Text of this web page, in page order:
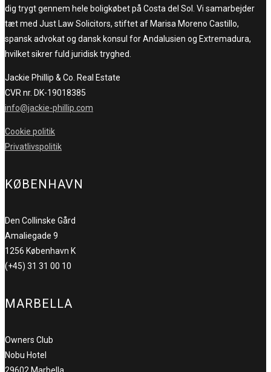
dig trygt gennem hele boligkøbet på Costa del Sol. Vi samarbejder
tæt med Just Law Solicitors, stiftet af Marisa Moreno Castillo,
spansk advokat og dansk konsul for Andalusien og Extremadura,
hvilket sikrer fuld juridisk tryghed.
Jackie Phillip & Co. Real Estate
CVR nr. DK-19018385
info@jackie-phillip.com
Cookie politik
Privatlivspolitik
KØBENHAVN
Den Collinske Gård
Amaliegade 9
1256 København K
(+45) 31 31 00 10
MARBELLA
Owners Club
Nobu Hotel